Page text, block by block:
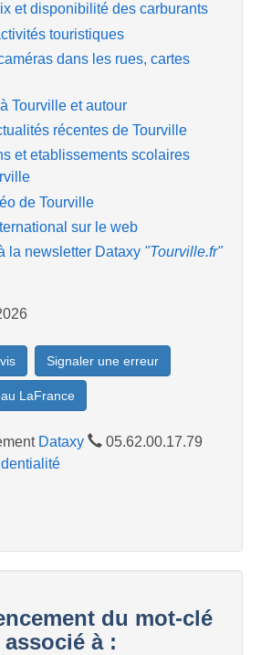
et disponibilité des carburants
touristiques
dans les rues, cartes
Tourville et autour
récentes de Tourville
et etablissements scolaires
de Tourville
sur le web
la newsletter Dataxy "Tourville.fr"
Signaler une erreur
LaFrance
Dataxy
05.62.00.17.79
du mot-clé
à :